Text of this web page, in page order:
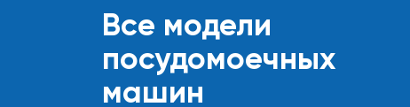
Все модели
посудомоечных
машин